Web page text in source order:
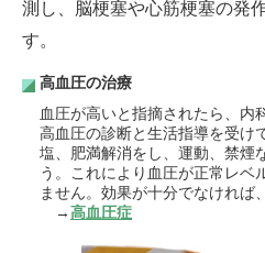
測し、脳梗塞や心筋梗塞の発
す。
高血圧の治療
血圧が高いと指摘されたら、内
高血圧の診断と生活指導を受け
塩、肥満解消をし、運動、禁煙
う。これにより血圧が正常レベ
ません。効果が十分でなければ
→高血圧症